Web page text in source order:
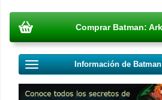
Comprar Batman:
Información de